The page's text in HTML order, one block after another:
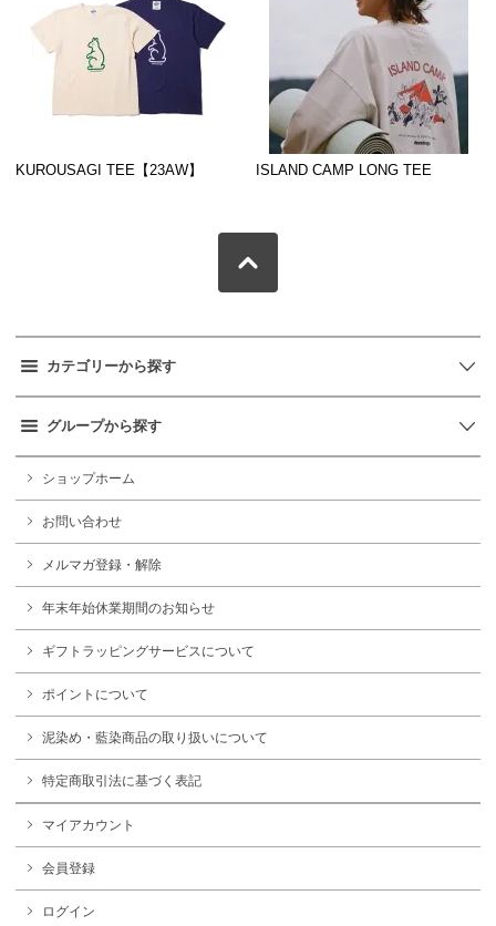
KUROUSAGI TEE【23AW】 ISLAND CAMP LONG TEE
カテゴリーから探す
グループから探す
ショップホーム
お問い合わせ
メルマガ登録・解除
年末年始休業期間のお知らせ
ギフトラッピングサービスについて
ポイントについて
泥染め・藍染商品の取り扱いについて
特定商取引法に基づく表記
マイアカウント
会員登録
ログイン